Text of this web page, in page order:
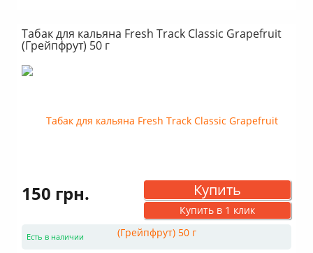
Табак для кальяна Fresh Track Classic Grapefruit
(Грейпфрут) 50 г
150 грн. Купить
Купить в 1 клик
Есть в наличии